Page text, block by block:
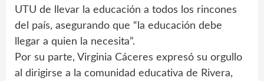
UTU de llevar la educación a todos los rincones
del país, asegurando que “la educación debe
llegar a quien la necesita”.
Por su parte, Virginia Cáceres expresó su orgullo
al dirigirse a la comunidad educativa de Rivera,